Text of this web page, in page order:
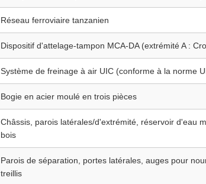
Réseau ferroviaire tanzanien
Dispositif d'attelage-tampon MCA-DA (extrémité A :
Système de freinage à air UIC (conforme à la norme
Bogie en acier moulé en trois pièces
Châssis, parois latérales/d'extrémité, réservoir d'eau
bois
Parois de séparation, portes latérales, auges pour
treillis